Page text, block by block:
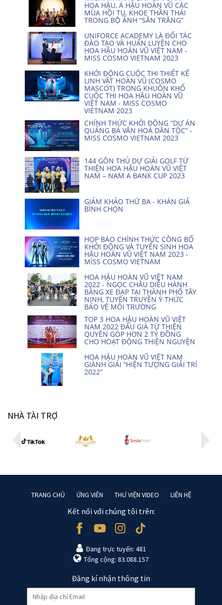
HOA HẬU, Á HẬU HOÀN VŨ CÁC
MÙA HỘI TỤ, KHOE THẦN THÁI
TRONG BỘ ẢNH “SĂN TRĂNG”
UNIFORCE ACADEMY LÀ ĐỐI TÁC
ĐÀO TẠO VÀ HUẤN LUYỆN CHO
HOA HẬU HOÀN VŨ VIỆT NAM -
MISS COSMO VIETNAM 2023
KHỞI ĐỘNG CUỘC THI THIẾT KẾ
LINH VẬT HOÀN VŨ (COSMO
MASCOT) TRONG KHUÔN KHỔ
CUỘC THI HOA HẬU HOÀN VŨ
VIỆT NAM - MISS COSMO
VIETNAM 2023
CHÍNH THỨC KHỞI ĐỘNG “DỰ ÁN
QUẢNG BÁ VĂN HOÁ DÂN TỘC” -
MISS COSMO VIETNAM 2023
144 GÔN THỦ DỰ GIẢI GOLF TỪ
THIỆN HOA HẬU HOÀN VŨ VIỆT
NAM – NAM A BANK CUP 2023
GIẢM KHẢO THỨ BA - KHÁN GIẢ
BÌNH CHỌN
HỌP BÁO CHÍNH THỨC CÔNG BỐ
KHỞI ĐỘNG VÀ TUYỂN SINH HOA
HẬU HOÀN VŨ VIỆT NAM 2023 -
MISS COSMO VIETNAM
HOA HẬU HOÀN VŨ VIỆT NAM
2022 - NGỌC CHÂU DIỄU HÀNH
BẰNG XE ĐẠP TẠI THÀNH PHỐ TÂY
NINH, TUYÊN TRUYỀN Ý THỨC
BẢO VỆ MÔI TRƯỜNG
TOP 3 HOA HẬU HOÀN VŨ VIỆT
NAM 2022 ĐẤU GIÁ TỪ THIỆN
QUYÊN GÓP HƠN 2 TỶ ĐỒNG
CHO HOẠT ĐỘNG THIỆN NGUYỆN
HOA HẬU HOÀN VŨ VIỆT NAM
GIÀNH GIẢI “HIỆN TƯỢNG GIẢI TRÍ
2022”
NHÀ TÀI TRỢ
TRANG CHỦ ỨNG VIÊN THƯ VIỆN VIDEO LIÊN HỆ
Kết nối với chúng tôi trên:
Đang trực tuyến: 481
Tổng cộng: 83.088.157
Đăng kí nhận thông tin